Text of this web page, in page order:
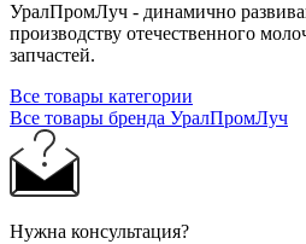
УралПромЛуч - динамично
производству отечественного
запчастей.
Все товары категории
Все товары бренда УралПромЛуч
Нужна консультация?